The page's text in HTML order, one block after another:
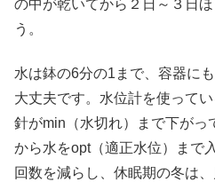
の中が乾いてから２日～３日
う。
水は鉢の6分の1まで、容器に
大丈夫です。水位計を使って
針がmin（水切れ）まで下がっ
から水をopt（適正水位）まで
回数を減らし、休眠期の冬は